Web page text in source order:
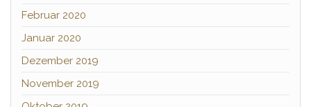
Februar 2020
Januar 2020
Dezember 2019
November 2019